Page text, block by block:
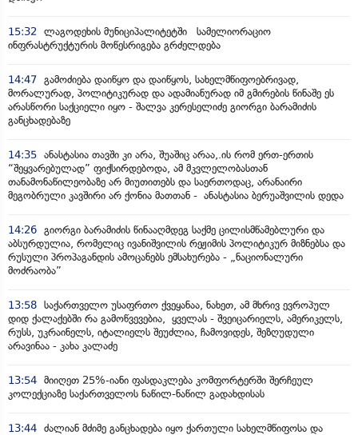
15:32 ლაგოდეხის მუნიციპალიტეტში სამელიორაციო
ინფრასტრუქტურის მოწესრიგება გრძელდება
14:47 გამოძიება დაიწყო და დაიწყოს, სახელმწიფოებრივად,
მორალურად, პოლიტიკურად და ადამიანურად იმ გმირების წინაშე ეს
არასწორი საქციელი იყო - შალვა კერესელიძე გიორგი ბარამიძის
განცხადებაზე
14:35 ანასტასია თავში კი არა, შუაშიც არაა,.ის რომ ერთ-ერთის
“შეყვარებულად” ფიქსირდებოდა, ამ მკვლელობასთან
თანამონაწილეობაზე არ მიუთითებს და საერთოდაც, არანაირი
მეგობრული კავშირი არ ქონია მათთან - ანასტასია ბერუაშვილის დედა
14:26 გიორგი ბარამიძის წინააღმდეგ საქმე ცილისმწამებლური და
აბსურდულია, რომელიც ივანიშვილის რეჟიმის პოლიტიკურ მიზნებსა და
რუსული პროპაგანდის ამოცანებს ემსახურება - „ნაციონალური
მოძრაობა”
13:58 საქართველო უსაფრთო ქვეყანაა, ნახეთ, ამ მხრივ ევროპულ
დიდ ქალაქებში რა გამოწვევებია, ყველას - შვეიცარიელს, ამერიკელს,
რუსს, უკრაინელს, იტალიელს შეუძლია, ჩამოვიდეს, შეზღუდული
არავინაა - კახა კალაძე
13:54 მიიღეთ 25%-იანი ფასდაკლება კომფორტერში შერჩეულ
კოლექციაზე საქართველოს ნაწილ-ნაწილ გადახდისას
13:44 ძალიან მძიმე განცხადება იყო ქართული სახელმწიფოსა და